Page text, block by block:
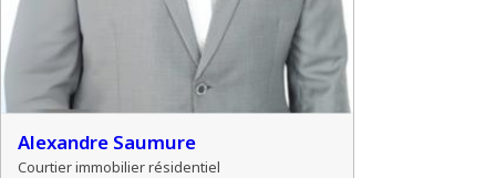
Alexandre Saumure
Courtier immobilier résidentiel